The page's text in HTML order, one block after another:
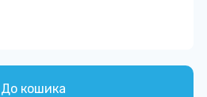
До кошика